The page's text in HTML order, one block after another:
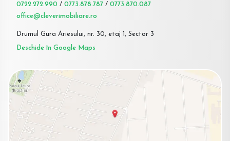
0722.272.990 / 0773.878.787 / 0773.870.087
office@cleverimobiliare.ro
Drumul Gura Ariesului, nr. 30, etaj 1, Sector 3
Deschide în Google Maps